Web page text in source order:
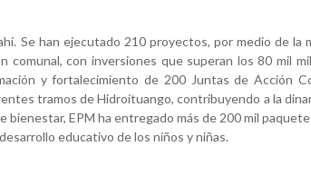
Se han ejecutado 210 proyectos, por medio de la
comunal, con inversiones que superan los 80 mil
y fortalecimiento de 200 Juntas de Acción
tramos de Hidroituango, contribuyendo a la
bienestar, EPM ha entregado más de 200 mil
educativo de los niños y niñas.